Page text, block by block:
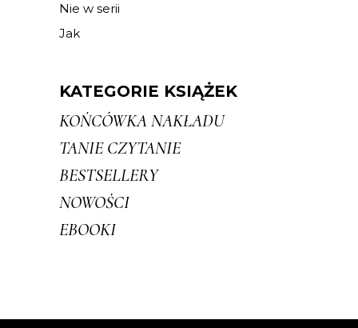
Nie w serii
Jak
KATEGORIE KSIĄŻEK
KOŃCÓWKA NAKŁADU
TANIE CZYTANIE
BESTSELLERY
NOWOŚCI
EBOOKI